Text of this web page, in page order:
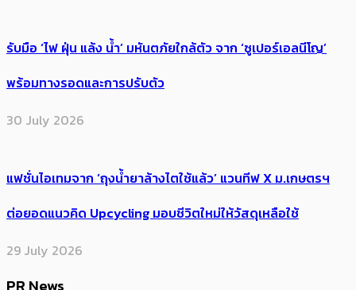
รับมือ ‘ไฟ ฝุ่น แล้ง น้ำ’ มหันตภัยใกล้ตัว จาก ‘ซูเปอร์เอลนีโญ’
พร้อมทางรอดและการปรับตัว
30 July 2026
แฟชั่นไอเทมจาก ‘ถุงน้ำยาล้างไตใช้แล้ว’ แวนทีฟ X ม.เกษตรฯ
ต่อยอดแนวคิด Upcycling มอบชีวิตใหม่ให้วัสดุเหลือใช้
29 July 2026
PR News